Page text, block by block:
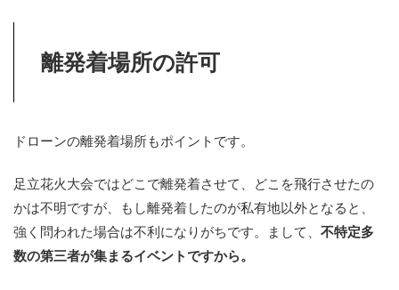
離発着場所の許可
ドローンの離発着場所もポイントです。
足立花火大会ではどこで離発着させて、どこを飛行させたの
かは不明ですが、もし離発着したのが私有地以外となると、
強く問われた場合は不利になりがちです。まして、 不特定多
数の第三者が集まるイベントですから。